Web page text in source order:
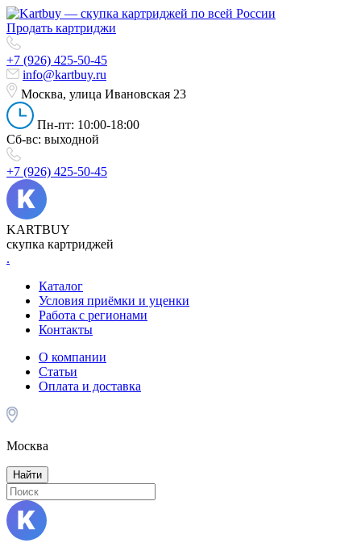
Продать картриджи
+7 (926) 425-50-45
info@kartbuy.ru
Москва, улица Ивановская 23
Пн-пт: 10:00-18:00
Сб-вс: выходной
+7 (926) 425-50-45
KARTBUY
скупка картриджей
.
Каталог
Условия приёмки и уценки
Работа с регионами
Контакты
О компании
Статьи
Оплата и доставка
Москва
Найти